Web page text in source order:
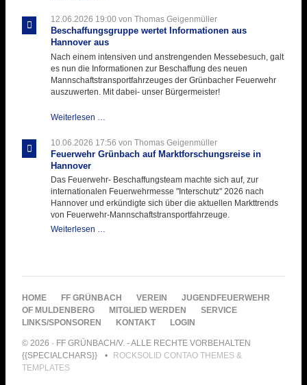
ihre
Hitzebelastung
12.06.2026 19:00 von Thomas Geigenmüller
Beschaffungsgruppe wertet Informationen aus
Hannover aus
Nach einem intensiven und anstrengenden Messebesuch, galt
es nun die Informationen zur Beschaffung des neuen
Mannschaftstransportfahrzeuges der Grünbacher Feuerwehr
auszuwerten. Mit dabei- unser Bürgermeister!
Weiterlesen …
Informationen
aus
aus
10.06.2026 17:56 von Thomas Geigenmüller
Feuerwehr Grünbach auf Marktforschungsreise in
Hannover
Das Feuerwehr- Beschaffungsteam machte sich auf, zur
internationalen Feuerwehrmesse "Interschutz" 2026 nach
Hannover und erkündigte sich über die aktuellen Markttrends
von Feuerwehr-Mannschaftstransportfahrzeuge.
Weiterlesen …
in
NAVIGATION
ÜBERSPRINGEN
HOME FF GRÜNBACH VEREIN
JUGENDFEUERWEHR
OF MULDENBERG
MITGLIED WERDEN
SERVICE
LINKS/SPONSOREN
KONTAKT LOGIN
© 2026 · FF GRÜNBACH/V. - ALLE RECHTE VORBEHALTEN
{{SPECIALCHARS}}
ROCKSOLID CONTAO THEMES &
TEMPLATES